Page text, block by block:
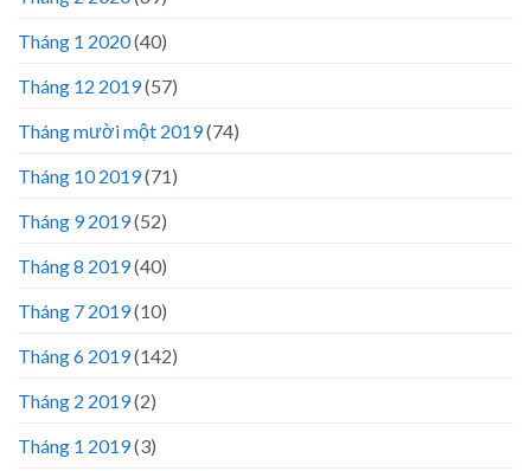
Tháng 1 2020(40)
Tháng 12 2019(57)
Tháng mười một 2019(74)
Tháng 10 2019(71)
Tháng 9 2019(52)
Tháng 8 2019(40)
Tháng 7 2019(10)
Tháng 6 2019(142)
Tháng 2 2019(2)
Tháng 1 2019(3)